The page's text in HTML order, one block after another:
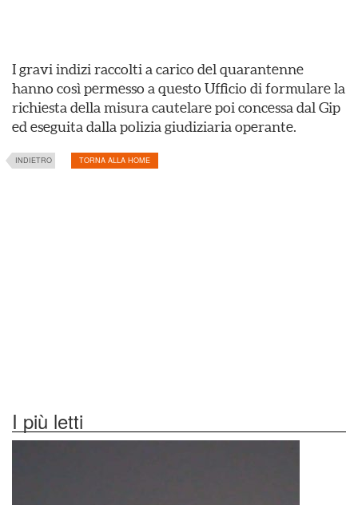
I gravi indizi raccolti a carico del quarantenne
hanno così permesso a questo Ufficio di formulare la
richiesta della misura cautelare poi concessa dal Gip
ed eseguita dalla polizia giudiziaria operante.
INDIETRO TORNA ALLA HOME
I più letti